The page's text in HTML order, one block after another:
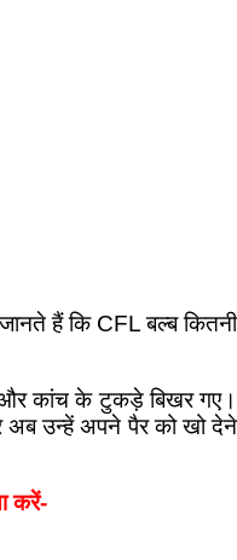
हैं कि CFL बल्ब कितनी
और कांच के टुकड़े बिखर गए।
अब उन्हें अपने पैर को खो देने
करें-